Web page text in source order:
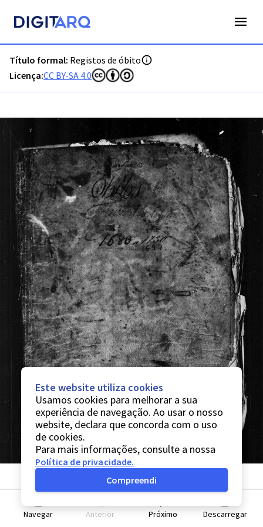
Título formal: Registos de óbito
Licença:CC BY-SA 4.0
Navegar Anterior Próximo Descarregar
Este website utiliza cookies
Usamos cookies para melhorar a sua
experiência de navegação. Ao usar o nosso
website, declara que concorda com o uso
de cookies.
Para mais informações, consulte a nossa
Política de privacidade.
Compreendi